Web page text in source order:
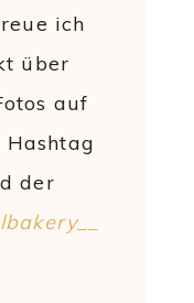
ich
über
auf
der